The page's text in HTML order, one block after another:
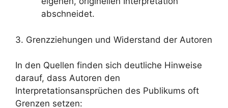
abschneidet.
3. Grenzziehungen und Widerstand der Autoren
In den Quellen finden sich deutliche Hinweise
darauf, dass Autoren den
Interpretationsansprüchen des Publikums oft
Grenzen setzen: